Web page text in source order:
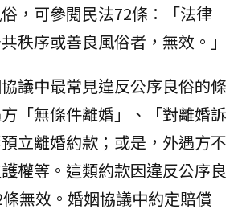
，可參閱民法72條：「法律
秩序或善良風俗者，無效。」
議中最常見違反公序良俗的條
「無條件離婚」、「對離婚訴
立離婚約款；或是，外遇方不
權等。這類約款因違反公序良
無效。婚姻協議中約定賠償